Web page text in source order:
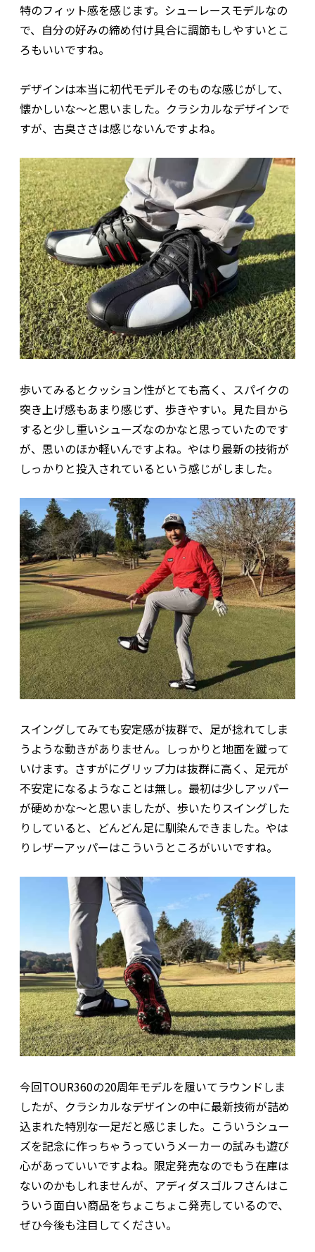
特のフィット感を感じます。シューレースモデルなの
で、自分の好みの締め付け具合に調節もしやすいとこ
ろもいいですね。
デザインは本当に初代モデルそのものな感じがして、
懐かしいな〜と思いました。クラシカルなデザインで
すが、古臭ささは感じないんですよね。
歩いてみるとクッション性がとても高く、スパイクの
突き上げ感もあまり感じず、歩きやすい。見た目から
すると少し重いシューズなのかなと思っていたのです
が、思いのほか軽いんですよね。やはり最新の技術が
しっかりと投入されているという感じがしました。
スイングしてみても安定感が抜群で、足が捻れてしま
うような動きがありません。しっかりと地面を蹴って
いけます。さすがにグリップ力は抜群に高く、足元が
不安定になるようなことは無し。最初は少しアッパー
が硬めかな〜と思いましたが、歩いたりスイングした
りしていると、どんどん足に馴染んできました。やは
りレザーアッパーはこういうところがいいですね。
今回TOUR360の20周年モデルを履いてラウンドしま
したが、クラシカルなデザインの中に最新技術が詰め
込まれた特別な一足だと感じました。こういうシュー
ズを記念に作っちゃうっていうメーカーの試みも遊び
心があっていいですよね。限定発売なのでもう在庫は
ないのかもしれませんが、アディダスゴルフさんはこ
ういう面白い商品をちょこちょこ発売しているので、
ぜひ今後も注目してください。